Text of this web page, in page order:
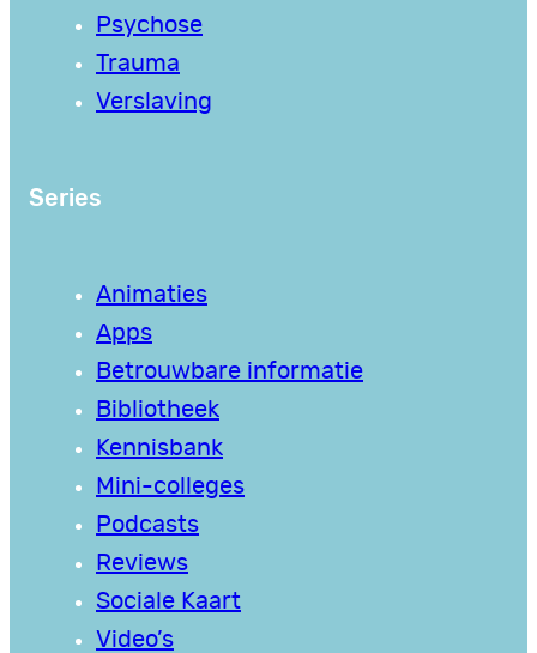
Psychose
Trauma
Verslaving
Series
Animaties
Apps
Betrouwbare informatie
Bibliotheek
Kennisbank
Mini-colleges
Podcasts
Reviews
Sociale Kaart
Video’s